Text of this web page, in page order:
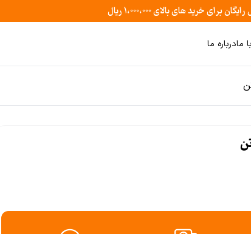
برای خرید های بالای ۱،۰۰۰،۰۰۰ ریال
مادرباره ما